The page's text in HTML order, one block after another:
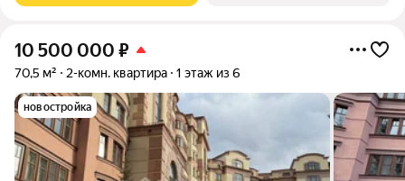
10 500 000 ₽
70,5 м² 2-комн. квартира 1 этаж из 6
новостройка